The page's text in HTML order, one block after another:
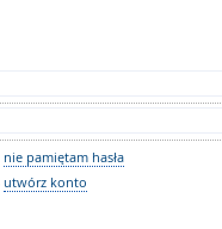
nie pamiętam hasła
utwórz konto